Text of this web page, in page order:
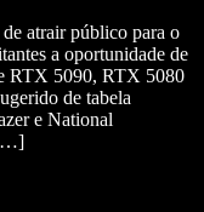
atrair público para o
a oportunidade de
RTX 5090, RTX 5080
de tabela
e National
[…]